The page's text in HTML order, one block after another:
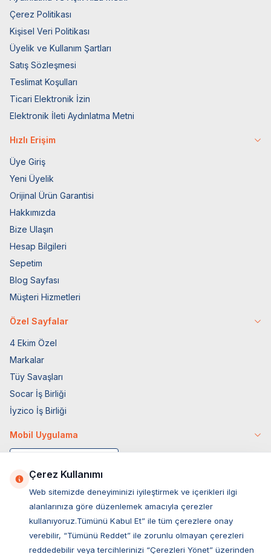
Çerez Politikası
Kişisel Veri Politikası
Üyelik ve Kullanım Şartları
Satış Sözleşmesi
Teslimat Koşulları
Ticari Elektronik İzin
Elektronik İleti Aydınlatma Metni
Hızlı Erişim
Üye Giriş
Yeni Üyelik
Orijinal Ürün Garantisi
Hakkımızda
Bize Ulaşın
Hesap Bilgileri
Sepetim
Blog Sayfası
Müşteri Hizmetleri
Özel Sayfalar
4 Ekim Özel
Markalar
Tüy Savaşları
Socar İş Birliği
İyzico İş Birliği
Mobil Uygulama
Çerez Kullanımı
Web sitemizde deneyiminizi iyileştirmek ve içerikleri ilgi
alanlarınıza göre düzenlemek amacıyla çerezler
kullanıyoruz.Tümünü Kabul Et” ile tüm çerezlere onay
verebilir, “Tümünü Reddet” ile zorunlu olmayan çerezleri
reddedebilir veya tercihlerinizi “Çerezleri Yönet” üzerinden